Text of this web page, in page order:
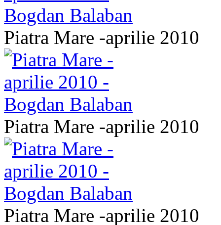
Piatra Mare -aprilie 2010
Piatra Mare -aprilie 2010
Piatra Mare -aprilie 2010